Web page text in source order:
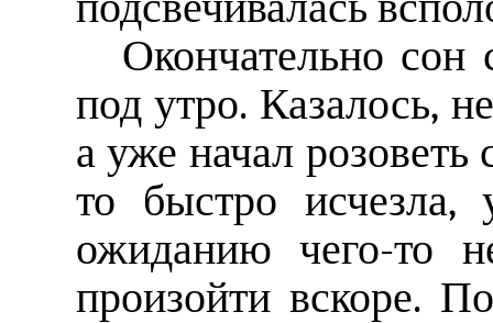
Окончательно сон
под утро. Казалось,
а уже начал розоветь
то быстро исчезла,
ожиданию чего-то
произойти вскоре.